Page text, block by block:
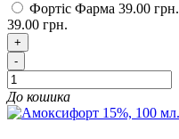
Фортіс Фарма 39.00 грн.
39.00 грн.
+
-
До кошика